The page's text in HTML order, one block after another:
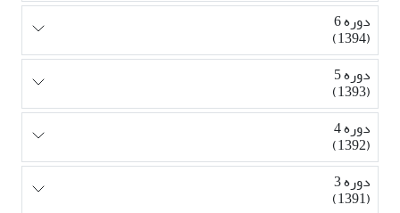
دوره 6
(1394)
دوره 5
(1393)
دوره 4
(1392)
دوره 3
(1391)